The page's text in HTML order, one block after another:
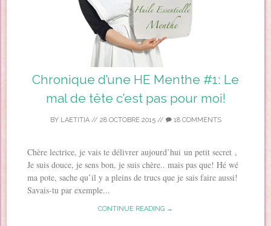
Chronique d’une HE Menthe #1: Le
mal de tête c’est pas pour moi!
BY LAETITIA// 28 OCTOBRE 2015// 18 COMMENTS
Chère lectrice, je vais te délivrer aujourd’hui un petit secret ,
Je suis douce, je sens bon, je suis chère.. mais pas que! Hé wé
ma pote, sache qu’il y a pleins de trucs que je sais faire aussi!
Savais-tu par exemple...
CONTINUE READING →